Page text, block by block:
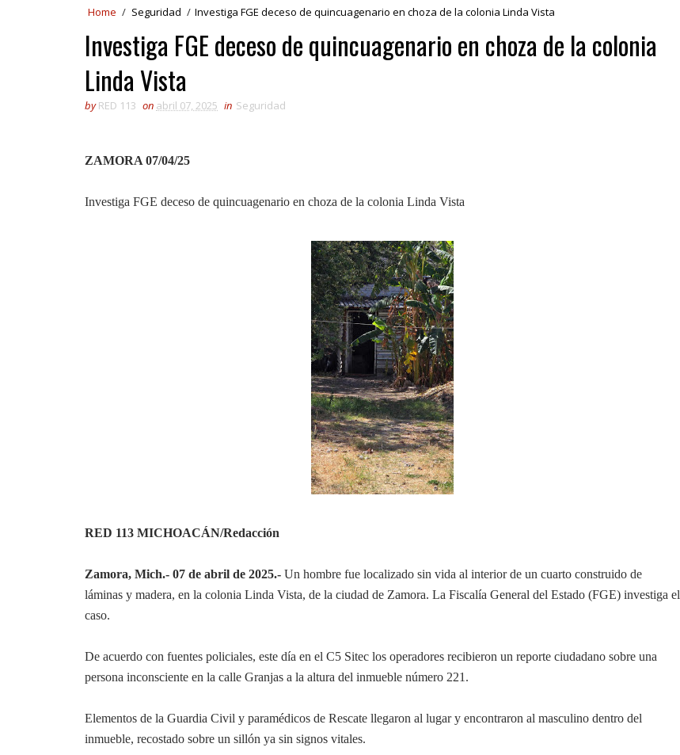
Home / Seguridad / Investiga FGE deceso de quincuagenario en choza de la colonia Linda Vista
Investiga FGE deceso de quincuagenario en choza de la colonia
Linda Vista
by RED 113 on abril 07, 2025 in Seguridad
ZAMORA 07/04/25
Investiga FGE deceso de quincuagenario en choza de la colonia Linda Vista
RED 113 MICHOACÁN/Redacción
Zamora, Mich.- 07 de abril de 2025.- Un hombre fue localizado sin vida al interior de un cuarto construido de
láminas y madera, en la colonia Linda Vista, de la ciudad de Zamora. La Fiscalía General del Estado (FGE) investiga el
caso.
De acuerdo con fuentes policiales, este día en el C5 Sitec los operadores recibieron un reporte ciudadano sobre una
persona inconsciente en la calle Granjas a la altura del inmueble número 221.
Elementos de la Guardia Civil y paramédicos de Rescate llegaron al lugar y encontraron al masculino dentro del
inmueble, recostado sobre un sillón ya sin signos vitales.